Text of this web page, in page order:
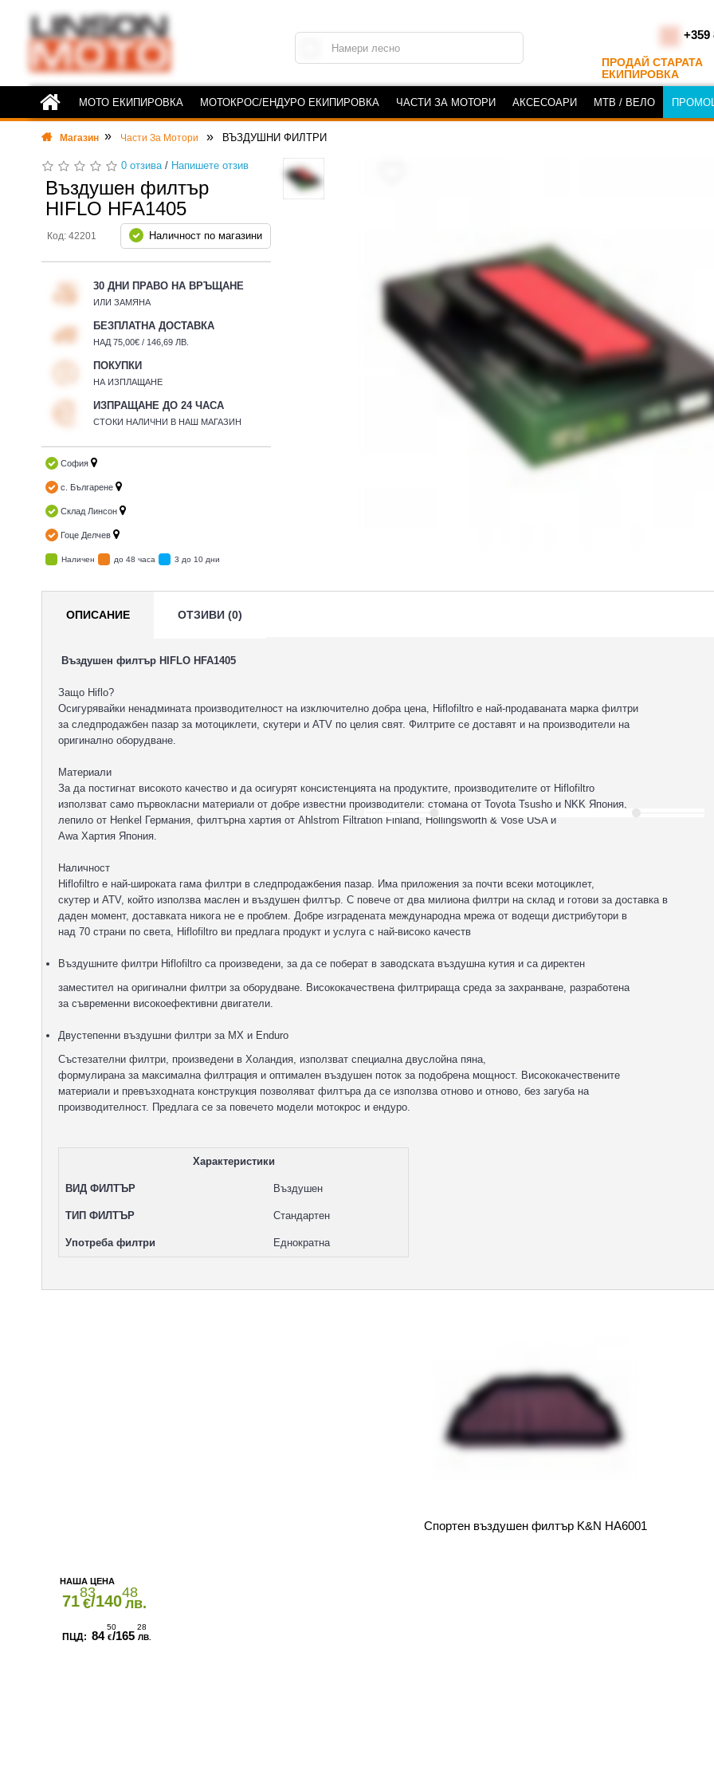
+359
ПРОДАЙ СТАРАТА
ЕКИПИРОВКА
МОТО ЕКИПИРОВКА МОТОКРОС/ЕНДУРО ЕКИПИРОВКА ЧАСТИ ЗА МОТОРИ АКСЕСОАРИ MTB / ВЕЛО
Магазин Части За Мотори ВЪЗДУШНИ ФИЛТРИ
0 отзива/ Напишете отзив
Въздушен филтър
HIFLO HFA1405
Код: 42201 Наличност по магазини
30 ДНИ ПРАВО НА ВРЪЩАНЕ
ИЛИ ЗАМЯНА
БЕЗПЛАТНА ДОСТАВКА
НАД 75,00€ / 146,69 ЛВ.
ПОКУПКИ
НА ИЗПЛАЩАНЕ
ИЗПРАЩАНЕ ДО 24 ЧАСА
СТОКИ НАЛИЧНИ В НАШ МАГАЗИН
София
с. Българене
Склад Линсон
Гоце Делчев
Наличен до 48 часа 3 до 10 дни
ОПИСАНИЕ ОТЗИВИ (0)
Въздушен филтър HIFLO HFA1405
Защо Hiflo?
Осигурявайки ненадмината производителност на изключително добра цена, Hiflofiltro е най-продаваната марка филтри
за следпродажбен пазар за мотоциклети, скутери и ATV по целия свят. Филтрите се доставят и на производители на
оригинално оборудване.
Материали
За да постигнат високото качество и да осигурят консистенцията на продуктите, производителите от Hiflofiltro
използват само първокласни материали от добре известни производители: стомана от Toyota Tsusho и NKK Япония,
лепило от Henkel Германия, филтърна хартия от Ahlstrom Filtration Finland, Hollingsworth & Vose USA и
Awa Хартия Япония.
Наличност
Hiflofiltro е най-широката гама филтри в следпродажбения пазар. Има приложения за почти всеки мотоциклет,
скутер и ATV, който използва маслен и въздушен филтър. С повече от два милиона филтри на склад и готови за доставка в
даден момент, доставката никога не е проблем. Добре изградената международна мрежа от водещи дистрибутори в
над 70 страни по света, Hiflofiltro ви предлага продукт и услуга с най-високо качеств
Въздушните филтри Hiflofiltro са произведени, за да се поберат в заводската въздушна кутия и са директен
заместител на оригинални филтри за оборудване. Висококачествена филтрираща среда за захранване, разработена
за съвременни високоефективни двигатели.
Двустепенни въздушни филтри за MX и Enduro
Състезателни филтри, произведени в Холандия, използват специална двуслойна пяна,
формулирана за максимална филтрация и оптимален въздушен поток за подобрена мощност. Висококачествените
материали и превъзходната конструкция позволяват филтъра да се използва отново и отново, без загуба на
производителност. Предлага се за повечето модели мотокрос и ендуро.
Характеристики
ВИД ФИЛТЪР Въздушен
ТИП ФИЛТЪР Стандартен
Употреба филтри Еднократна
Спортен въздушен филтър K&N HA6001
7183
€/14048
лв.
84
50
€/165
28
ЛВ.